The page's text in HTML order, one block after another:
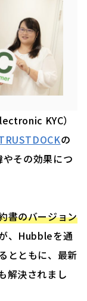
KYC）
の
その効果につ
書のバージョン
、Hubbleを通
とともに、最新
解決されまし